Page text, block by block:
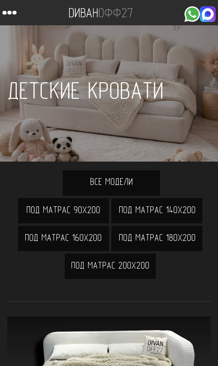
ДЕТСКИЕ КРОВАТИ
ПОД МАТРАС 90Х200 ПОД МАТРАС 140X200
ПОД МАТРАС 160Х200 ПОД МАТРАС 180Х200
ПОД МАТРАС 200Х200
ВСЕ МОДЕЛИ